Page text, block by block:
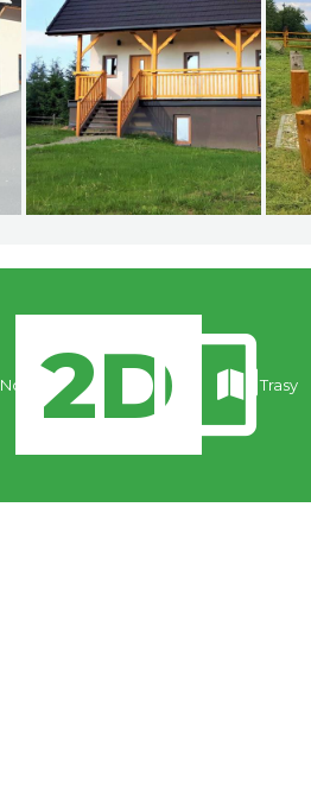
Noclegi Trasy